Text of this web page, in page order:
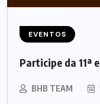
EVENTOS
Participe da 11ª
BHB TEAM